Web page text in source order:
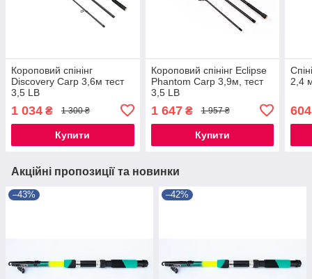
Короповий спінінг
Discovery Carp 3,6м тест
3,5 LB
1 034 ₴ 1 300 ₴
Купити
Короповий спінінг Eclipse
Phantom Carp 3,9м, тест
3,5 LB
1 647₴ 1 957 ₴
Купити
2,4
604
Акційні пропозиції та новинки
–43% –42%